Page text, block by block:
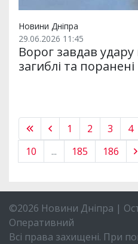
Новини Дніпра
29.06.2026 11:45
Ворог завдав
загиблі та поранені
1 2 3 4
10
... 185 186
©2026 Новини Дніпра |
Оперативний
Всі права захищені. При